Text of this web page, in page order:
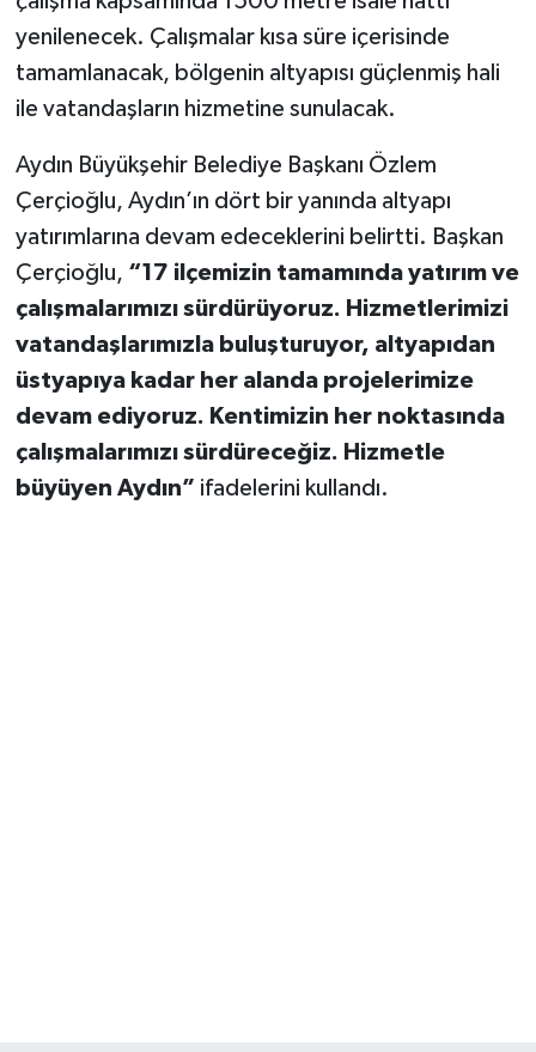
yenilenecek. Çalışmalar kısa süre içerisinde
tamamlanacak, bölgenin altyapısı güçlenmiş hali
ile vatandaşların hizmetine sunulacak.
Aydın Büyükşehir Belediye Başkanı Özlem
Çerçioğlu, Aydın’ın dört bir yanında altyapı
yatırımlarına devam edeceklerini belirtti. Başkan
Çerçioğlu, “17 ilçemizin tamamında yatırım ve
çalışmalarımızı sürdürüyoruz. Hizmetlerimizi
vatandaşlarımızla buluşturuyor, altyapıdan
üstyapıya kadar her alanda projelerimize
devam ediyoruz. Kentimizin her noktasında
çalışmalarımızı sürdüreceğiz. Hizmetle
büyüyen Aydın” ifadelerini kullandı.